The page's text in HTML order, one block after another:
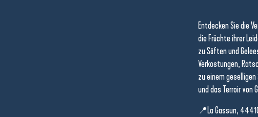
Entdecken Sie die
die Früchte ihrer
zu Säften und
Verkostungen,
zu einem
und das Terroir von
📍La Gassun,